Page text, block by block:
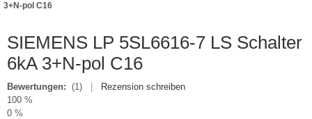
3+N-pol C16
SIEMENS LP 5SL6616-7 LS Schalter
6kA 3+N-pol C16
Bewertungen: (1)
Rezension schreiben
100 %
0 %